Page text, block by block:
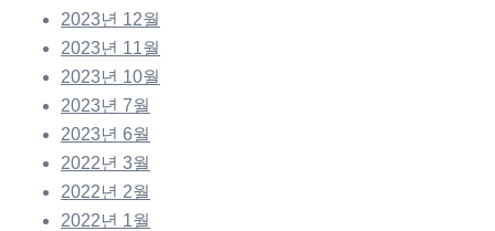
2023년 12월
2023년 11월
2023년 10월
2023년 7월
2023년 6월
2022년 3월
2022년 2월
2022년 1월